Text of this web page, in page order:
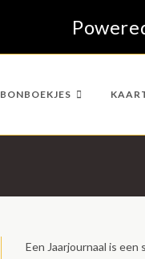
BONBOEKJES
Een Jaarjournaal is